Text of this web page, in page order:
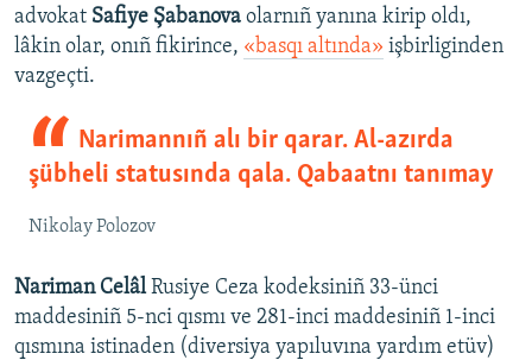
advokat Safiye Şabanova olarnıñ yanına kirip oldı,
lâkin olar, onıñ fikirince, «basqı altında» işbirliginden
vazgeçti.​
Narimannıñ alı bir qarar. Al-azırda
şübheli statusında qala. Qabaatnı tanımay
Nikolay Polozov
Nariman CelâlRusiye Ceza kodeksiniñ 33-ünci
maddesiniñ 5-nci qısmı ve 281-inci maddesiniñ 1-inci
qısmına istinaden (diversiya yapıluvına yardım etüv)